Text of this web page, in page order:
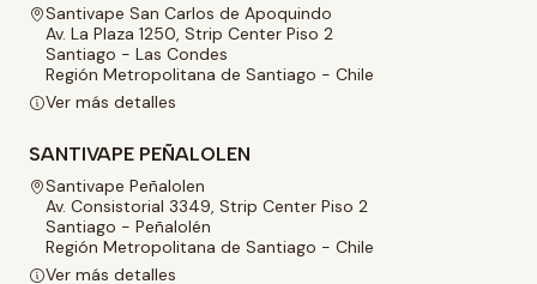
Santivape San Carlos de Apoquindo
Av. La Plaza 1250, Strip Center Piso 2
Santiago - Las Condes
Región Metropolitana de Santiago - Chile
Ver más detalles
SANTIVAPE PEÑALOLEN
Santivape Peñalolen
Av. Consistorial 3349, Strip Center Piso 2
Santiago - Peñalolén
Región Metropolitana de Santiago - Chile
Ver más detalles